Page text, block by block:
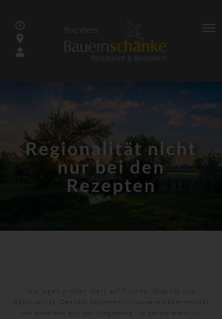
Regionalität nicht
nur bei den
Rezepten
Wir legen großen Wert auf Frische, Qualität und
Regionalität. Deshalb beziehen wir unsere Lebensmittel
von Händlern aus der Umgebung. So garantieren wir